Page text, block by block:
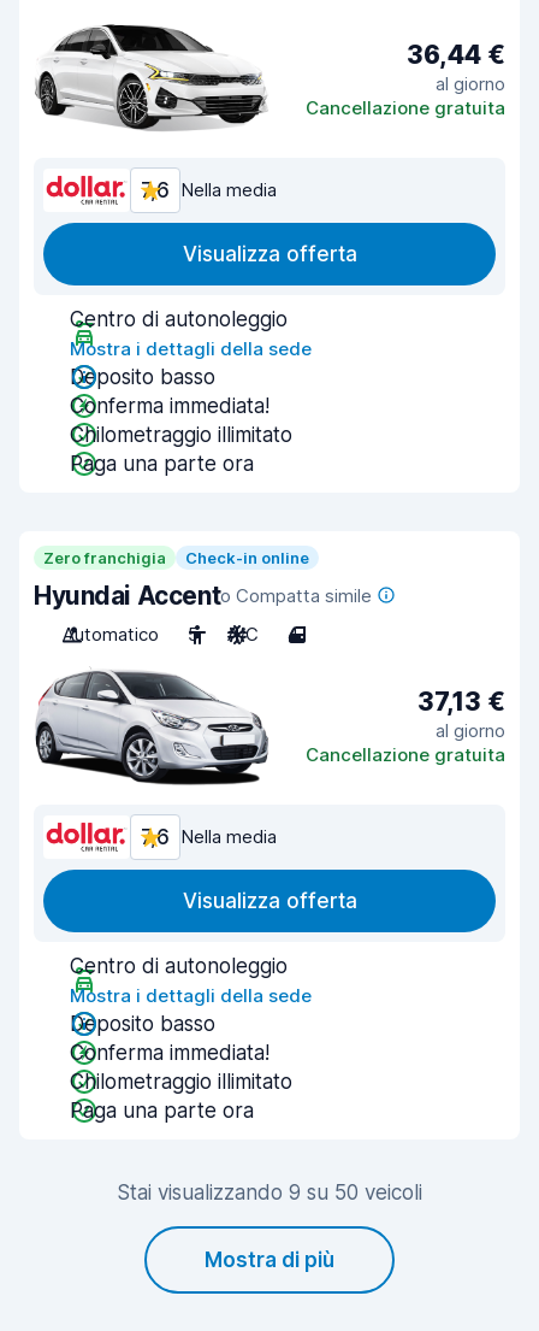
36,44 €
al giorno
Cancellazione gratuita
7,6 Nella media
Visualizza offerta
Centro di autonoleggio
Mostra i dettagli della sede
Deposito basso
Conferma immediata!
Chilometraggio illimitato
Paga una parte ora
Zero franchigia Check-in online
Hyundai Accento Compatta simile
Automatico
5 A/C 4
37,13 €
al giorno
Cancellazione gratuita
7,6 Nella media
Visualizza offerta
Centro di autonoleggio
Mostra i dettagli della sede
Deposito basso
Conferma immediata!
Chilometraggio illimitato
Paga una parte ora
Stai visualizzando 9 su 50 veicoli
Mostra di più